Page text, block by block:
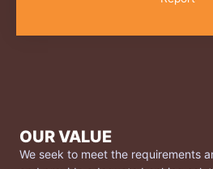
OUR VALUE
We seek to meet the requirements